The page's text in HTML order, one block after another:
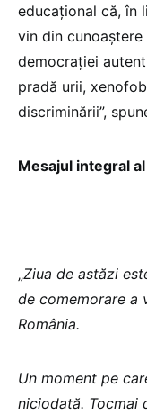
educațional că, în
vin din
democrației
pradă urii,
discriminării”,
Mesajul integral
„Ziua de astăzi
de comemorare a
România.
Un moment pe
niciodată. Tocmai